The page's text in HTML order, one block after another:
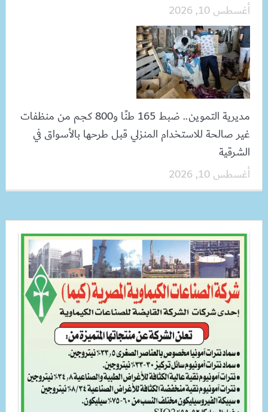
أغسطس 10, 2026
مديرية التموين.. ضبط 165 طنًا و800 كجم من منظفات
غير صالحة للاستخدام المنزلي قبل طرحها بالأسواق في
الشرقية
أغسطس 10, 2026